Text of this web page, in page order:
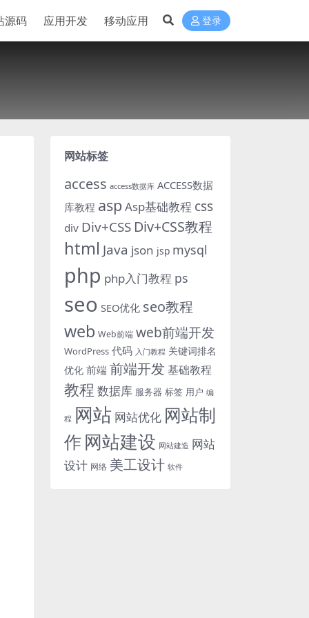
源码 应用开发 移动应用 登录
网站标签
access access数据库 ACCESS数据
库教程 asp Asp基础教程 css
div Div+CSS Div+CSS教程
html Java json jsp mysql
php php入门教程 ps
seo SEO优化 seo教程
web Web前端 web前端开发
WordPress 代码 入门教程 关键词排名
优化 前端 前端开发 基础教程
教程 数据库 服务器 标签 用户 编
程 网站 网站优化 网站制
作 网站建设 网站建造 网站
设计 网络 美工设计 软件